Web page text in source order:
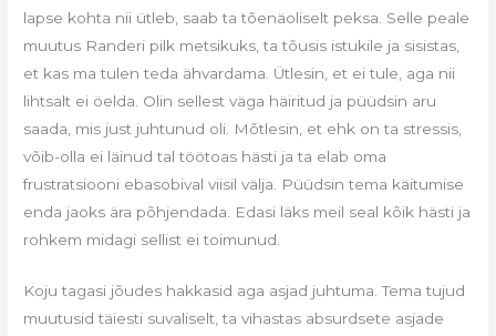
lapse kohta nii ütleb, saab ta tõenäoliselt peksa. Selle peale
muutus Randeri pilk metsikuks, ta tõusis istukile ja sisistas,
et kas ma tulen teda ähvardama. Ütlesin, et ei tule, aga nii
lihtsalt ei öelda. Olin sellest väga häiritud ja püüdsin aru
saada, mis just juhtunud oli. Mõtlesin, et ehk on ta stressis,
võib-olla ei läinud tal töötoas hästi ja ta elab oma
frustratsiooni ebasobival viisil välja. Püüdsin tema käitumise
enda jaoks ära põhjendada. Edasi läks meil seal kõik hästi ja
rohkem midagi sellist ei toimunud.
Koju tagasi jõudes hakkasid aga asjad juhtuma. Tema tujud
muutusid täiesti suvaliselt, ta vihastas absurdsete asjade